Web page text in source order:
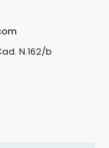
N.162/b